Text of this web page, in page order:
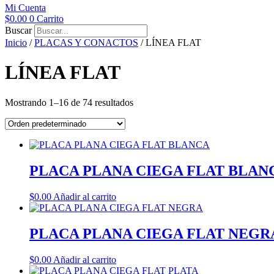
Mi Cuenta
$0.00 0 Carrito
Buscar
Inicio /PLACAS Y CONACTOS / LÍNEA FLAT
LÍNEA FLAT
Mostrando 1–16 de 74 resultados
PLACA PLANA CIEGA FLAT
$0.00 Añadir al carrito
PLACA PLANA CIEGA FLAT
$0.00 Añadir al carrito